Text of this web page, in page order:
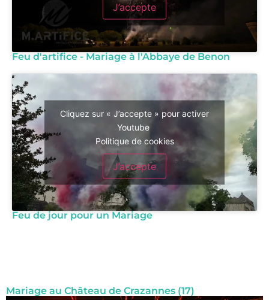
J’accepte
Feu d'artifice - Mariage à l'Abbaye de Benon
Cliquez sur « J’accepte » pour activer
Youtube
Politique de cookies
J’accepte
Feu de jour pour un Mariage
Mariage au Château de Crazannes (17)